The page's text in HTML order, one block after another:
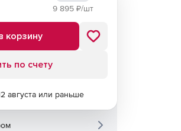
9 895₽/шт
корзину
по счету
августа или раньше